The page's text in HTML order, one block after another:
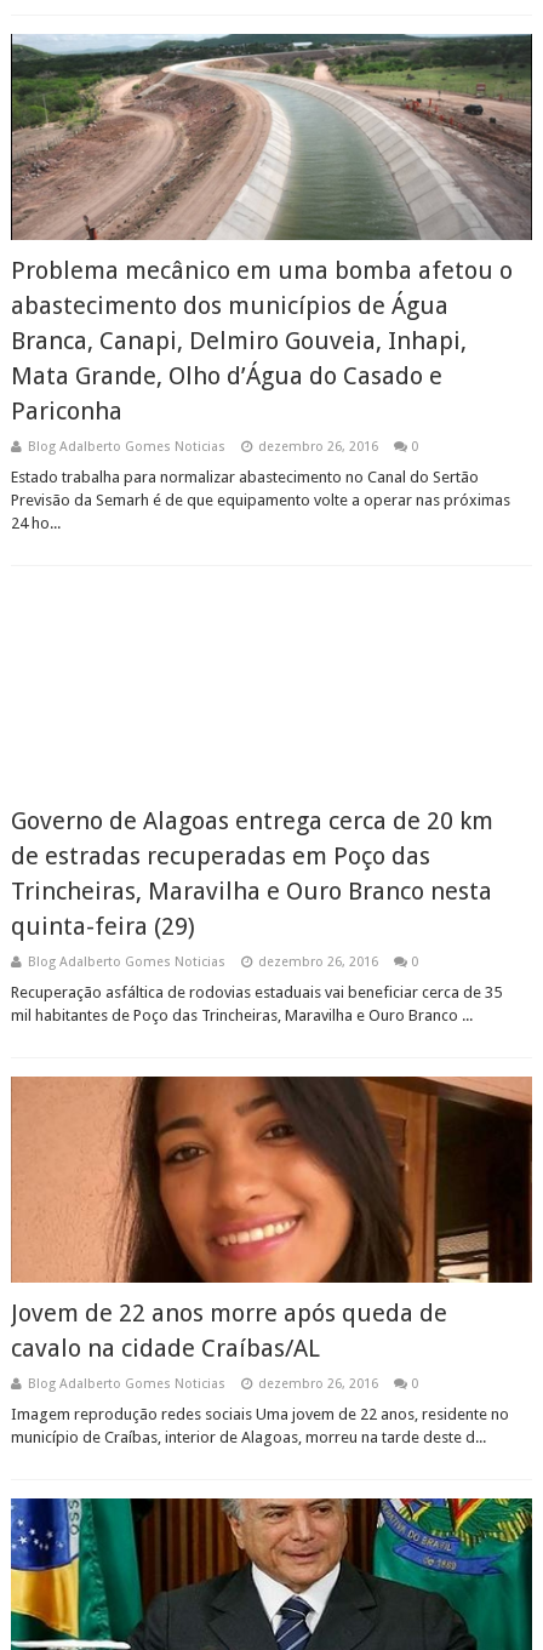
Problema mecânico em uma bomba afetou o
abastecimento dos municípios de Água
Branca, Canapi, Delmiro Gouveia, Inhapi,
Mata Grande, Olho d’Água do Casado e
Pariconha
Blog Adalberto Gomes Noticias dezembro 26, 2016 0
Estado trabalha para normalizar abastecimento no Canal do Sertão
Previsão da Semarh é de que equipamento volte a operar nas próximas
24 ho...
Governo de Alagoas entrega cerca de 20 km
de estradas recuperadas em Poço das
Trincheiras, Maravilha e Ouro Branco nesta
quinta-feira (29)
Blog Adalberto Gomes Noticias dezembro 26, 2016 0
Recuperação asfáltica de rodovias estaduais vai beneficiar cerca de 35
mil habitantes de Poço das Trincheiras, Maravilha e Ouro Branco ...
Jovem de 22 anos morre após queda de
cavalo na cidade Craíbas/AL
Blog Adalberto Gomes Noticias dezembro 26, 2016 0
Imagem reprodução redes sociais Uma jovem de 22 anos, residente no
município de Craíbas, interior de Alagoas, morreu na tarde deste d...